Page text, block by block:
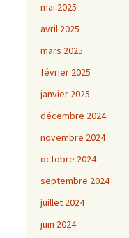
mai 2025
avril 2025
mars 2025
février 2025
janvier 2025
décembre 2024
novembre 2024
octobre 2024
septembre 2024
juillet 2024
juin 2024